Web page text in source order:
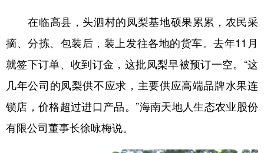
在临高县，头泗村的凤梨基地硕果累累，农民采
摘、分拣、包装后，装上发往各地的货车。去年11月
就签下订单、收到订金，这批凤梨早被预订一空。“这
几年公司的凤梨供不应求，主要供应高端品牌水果连
锁店，价格超过进口产品。”海南天地人生态农业股份
有限公司董事长徐咏梅说。